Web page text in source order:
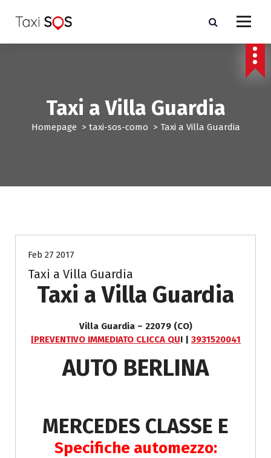
a
Taxi a Villa Guardia
Homepage > taxi-sos-como > Taxi a Villa Guardia
Feb 27 2017
Taxi a Villa Guardia
Taxi a Villa Guardia
Villa Guardia – 22079 (CO)
|PREVENTIVO IMMEDIATO CLICCA QUI | 3931520041
AUTO BERLINA
MERCEDES CLASSE E
Specifiche automezzo: